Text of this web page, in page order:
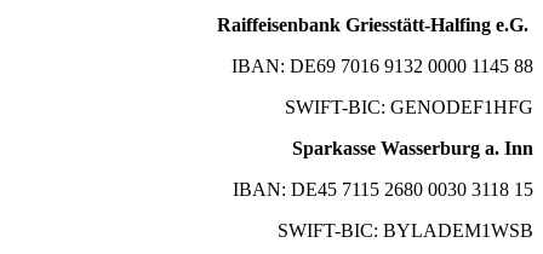
Raiffeisenbank Griesstätt-Halfing e.G.
IBAN: DE69 7016 9132 0000 1145 88
SWIFT-BIC: GENODEF1HFG
Sparkasse Wasserburg a. Inn
IBAN: DE45 7115 2680 0030 3118 15
SWIFT-BIC: BYLADEM1WSB